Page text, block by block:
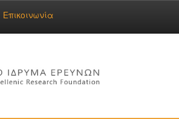
Επικοινωνία